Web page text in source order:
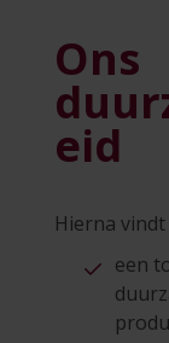
Ons
eid
Hierna vindt
een